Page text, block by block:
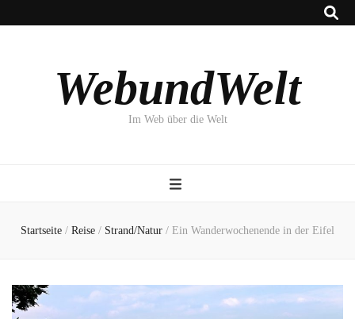
WebundWelt
Im Web über die Welt
Startseite / Reise / Strand/Natur / Ein Wanderwochenende in der Eifel